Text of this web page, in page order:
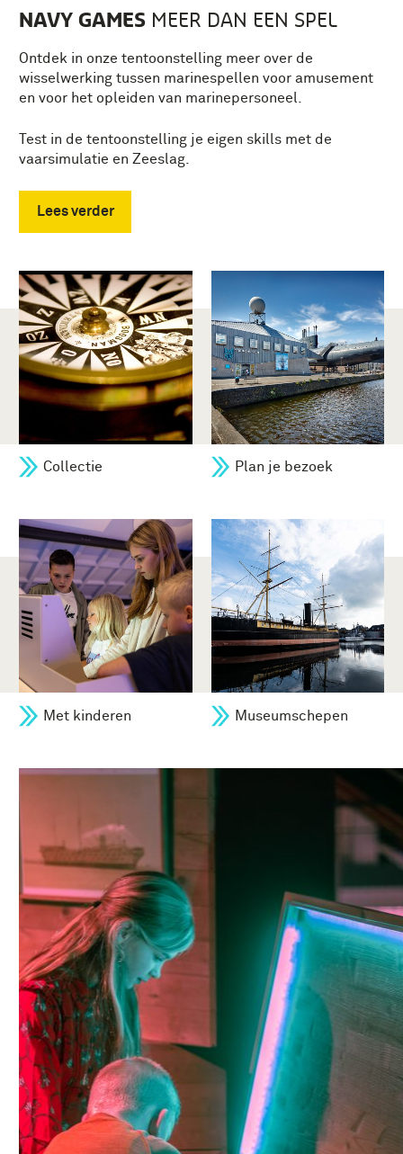
NAVY GAMES MEER DAN EEN SPEL
Ontdek in onze tentoonstelling meer over de
wisselwerking tussen marinespellen voor amusement
en voor het opleiden van marinepersoneel.
Test in de tentoonstelling je eigen skills met de
vaarsimulatie en Zeeslag.
Lees verder
Collectie Plan je bezoek
Met kinderen Museumschepen